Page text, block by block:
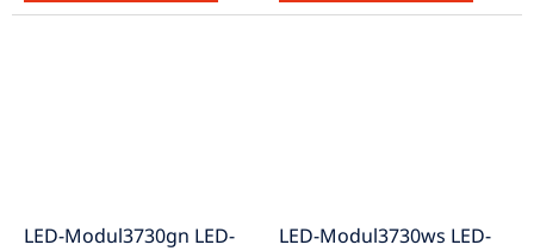
LED-Modul3730gn LED-
LED-Modul3730ws LED-